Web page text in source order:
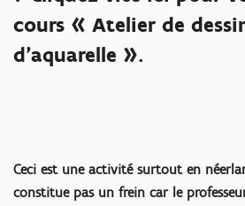
cours « Atelier de
d'aquarelle ».
Ceci est une activité surtout en
constitue pas un frein car le